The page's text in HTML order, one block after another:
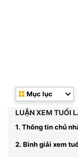
Mục lục
LUẬN XEM TUỔI
1. Thông tin chủ
2. Bình giải xem